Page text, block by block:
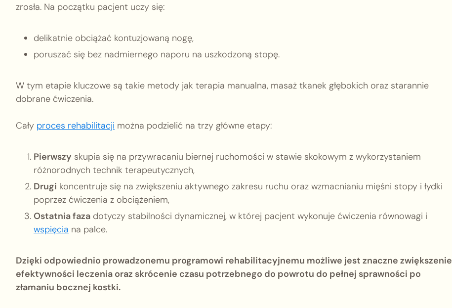
zrosła. Na początku pacjent uczy się:
delikatnie obciążać kontuzjowaną nogę,
poruszać się bez nadmiernego naporu na uszkodzoną stopę.
W tym etapie kluczowe są takie metody jak terapia manualna, masaż tkanek głębokich oraz starannie
dobrane ćwiczenia.
Cały proces rehabilitacji można podzielić na trzy główne etapy:
Pierwszy skupia się na przywracaniu biernej ruchomości w stawie skokowym z wykorzystaniem
różnorodnych technik terapeutycznych,
Drugi koncentruje się na zwiększeniu aktywnego zakresu ruchu oraz wzmacnianiu mięśni stopy i łydki
poprzez ćwiczenia z obciążeniem,
Ostatnia faza dotyczy stabilności dynamicznej, w której pacjent wykonuje ćwiczenia równowagi i
wspięcia na palce.
Dzięki odpowiednio prowadzonemu programowi rehabilitacyjnemu możliwe jest znaczne zwiększenie
efektywności leczenia oraz skrócenie czasu potrzebnego do powrotu do pełnej sprawności po
złamaniu bocznej kostki.